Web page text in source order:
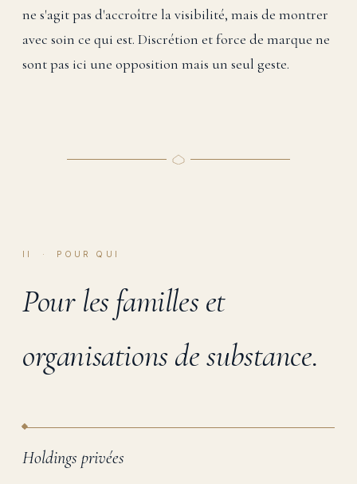
ne s'agit pas d'accroître la visibilité, mais de montrer
avec soin ce qui est. Discrétion et force de marque ne
sont pas ici une opposition mais un seul geste.
II · POUR QUI
Pour les familles et
organisations de substance.
Holdings privées